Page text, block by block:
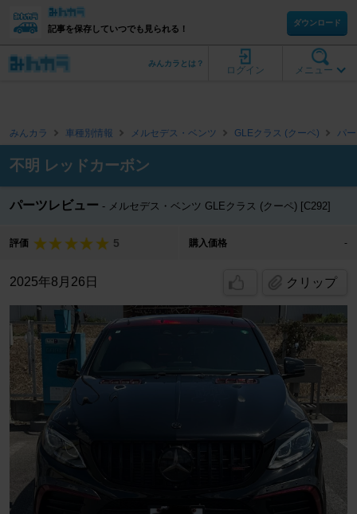
記事を保存していつでも見られる！
ダウンロード
メニュー
ログイン
みんカラとは？
みんカラ 車種別情報 メルセデス・ベンツ GLEクラス (クーペ) パ
不明 レッドカーボン
パーツレビュー メルセデス・ベンツ GLEクラス (クーペ) [C292]
評価 5 購入価格 -
2025年8月26日 クリップ